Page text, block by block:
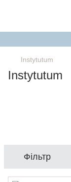
Instytutum
Instytutum
Фільтр